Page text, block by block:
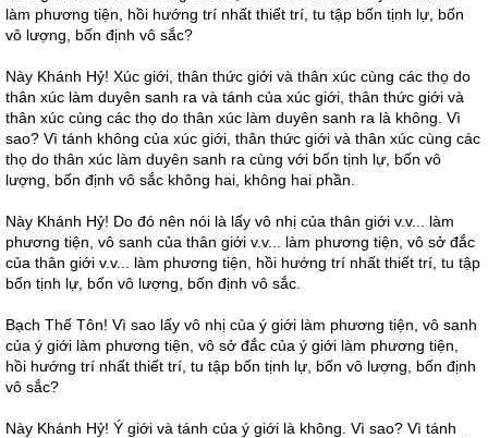
làm phương tiện, hồi hướng trí nhất thiết trí, tu tập bốn tịnh lự, bốn
vô lượng, bốn định vô sắc?
Này Khánh Hỷ! Xúc giới, thân thức giới và thân xúc cùng các thọ do
thân xúc làm duyên sanh ra và tánh của xúc giới, thân thức giới và
thân xúc cùng các thọ do thân xúc làm duyên sanh ra là không. Vì
sao? Vì tánh không của xúc giới, thân thức giới và thân xúc cùng các
thọ do thân xúc làm duyên sanh ra cùng với bốn tịnh lự, bốn vô
lượng, bốn định vô sắc không hai, không hai phần.
Này Khánh Hỷ! Do đó nên nói là lấy vô nhị của thân giới v.v... làm
phương tiện, vô sanh của thân giới v.v... làm phương tiện, vô sở đắc
của thân giới v.v... làm phương tiện, hồi hướng trí nhất thiết trí, tu tập
bốn tịnh lự, bốn vô lượng, bốn định vô sắc.
Bạch Thế Tôn! Vì sao lấy vô nhị của ý giới làm phương tiện, vô sanh
của ý giới làm phương tiện, vô sở đắc của ý giới làm phương tiện,
hồi hướng trí nhất thiết trí, tu tập bốn tịnh lự, bốn vô lượng, bốn định
vô sắc?
Này Khánh Hỷ! Ý giới và tánh của ý giới là không. Vì sao? Vì tánh